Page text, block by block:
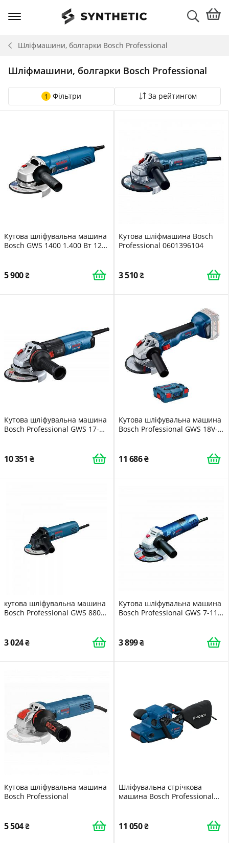
Шліфмашини, болгарки Bosch Professional
Шліфмашини, болгарки Bosch Professional
1 Фільтри За рейтингом
Кутова шліфувальна машина
Bosch GWS 1400 1.400 Вт 125
5 900
Кутова шліфмашина Bosch
Professional 0601396104
3 510
Кутова шліфувальна машина
Bosch Professional GWS 17-
10 351
Кутова шліфувальна машина
Bosch Professional GWS 18V-
11 686
кутова шліфувальна машина
Bosch Professional GWS 880
3 024
Кутова шліфувальна машина
Bosch Professional GWS 7-115,
рівневе регулювання
3 899
Кутова шліфувальна машина
Bosch Professional
5 504
Шліфувальна стрічкова
машина Bosch Professional
стрічкою, мішок для пилу
11 050